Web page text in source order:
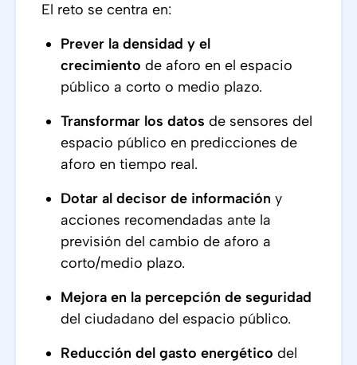
El reto se centra en:
Prever la densidad y el
crecimiento de aforo en el espacio
público a corto o medio plazo.
Transformar los datos de sensores del
espacio público en predicciones de
aforo en tiempo real.
Dotar al decisor de información y
acciones recomendadas ante la
previsión del cambio de aforo a
corto/medio plazo.
Mejora en la percepción de seguridad
del ciudadano del espacio público.
Reducción del gasto energético del